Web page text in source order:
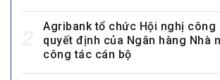
Agribank tổ chức Hội nghị công
quyết định của Ngân hàng Nhà
công tác cán bộ